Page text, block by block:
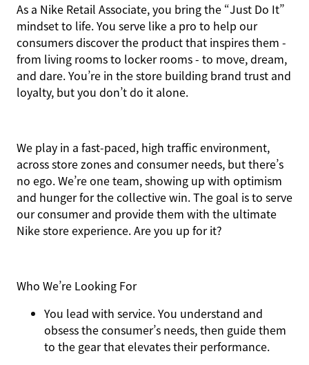
As a Nike Retail Associate, you bring the “Just Do It”
mindset to life. You serve like a pro to help our
consumers discover the product that inspires them -
from living rooms to locker rooms - to move, dream,
and dare. You’re in the store building brand trust and
loyalty, but you don’t do it alone.
We play in a fast-paced, high traffic environment,
across store zones and consumer needs, but there’s
no ego. We’re one team, showing up with optimism
and hunger for the collective win. The goal is to serve
our consumer and provide them with the ultimate
Nike store experience. Are you up for it?
Who We’re Looking For
You lead with service.You understand and
obsess the consumer’s needs, then guide them
to the gear that elevates their performance.